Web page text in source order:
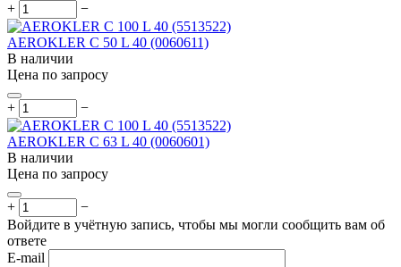
+ −
AEROKLER C 50 L 40 (0060611)
В наличии
Цена по запросу
+ −
AEROKLER C 63 L 40 (0060601)
В наличии
Цена по запросу
+
−
Войдите в учётную запись, чтобы мы могли сообщить вам об
ответе
E-mail